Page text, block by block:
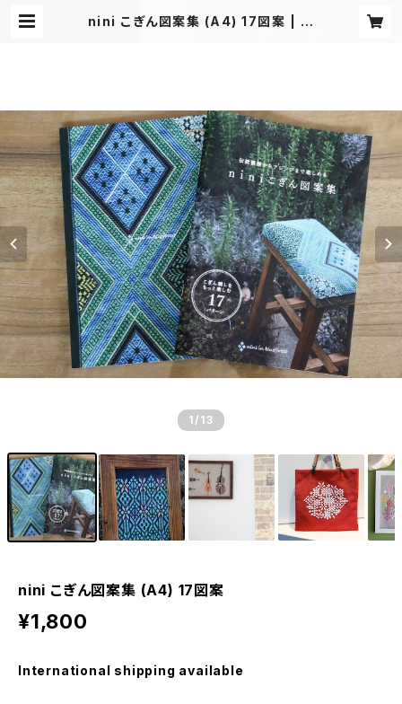
nini こぎん図案集 (A4) 17図案 | ni
1 /13
nini こぎん図案集 (A4) 17図案
¥1,800
International shipping available